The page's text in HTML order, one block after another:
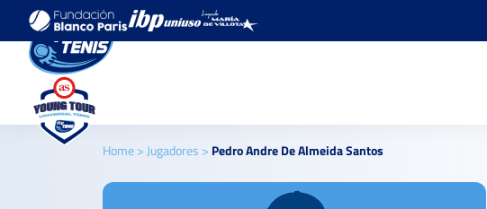
Home> Jugadores > Pedro Andre De Almeida Santos